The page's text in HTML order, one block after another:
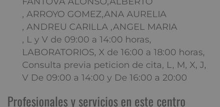
, ARROYO GOMEZ,ANA AURELIA
, ANDREU CARILLA ,ANGEL MARIA
, L y V de 09:00 a 14:00 horas,
LABORATORIOS, X de 16:00 a 18:00 horas,
Consulta previa peticion de cita, L, M, X, J,
V De 09:00 a 14:00 y De 16:00 a 20:00
Profesionales y servicios en este centro